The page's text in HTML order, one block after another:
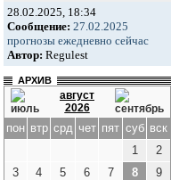
28.02.2025, 18:34
Сообщение: 27.02.2025
прогнозы ежедневно сейчас
Автор: Regulest
АРХИВ
август
2026
пон втр срд чет пят суб вск
1
2
3
4 5 6 7 8
9